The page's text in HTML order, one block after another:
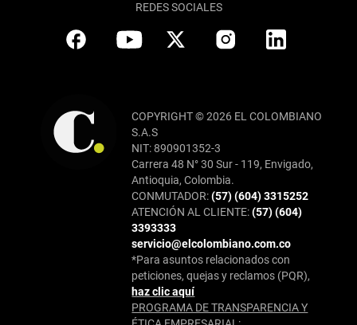
REDES SOCIALES
COPYRIGHT © 2026 EL COLOMBIANO
S.A.S
NIT: 890901352-3
Carrera 48 N° 30 Sur - 119, Envigado,
Antioquia, Colombia.
CONMUTADOR:(57) (604) 3315252
ATENCIÓN AL CLIENTE:(57) (604)
3393333
servicio@elcolombiano.com.co
*Para asuntos relacionados con
peticiones, quejas y reclamos (PQR),
haz clic aquí
PROGRAMA DE TRANSPARENCIA Y